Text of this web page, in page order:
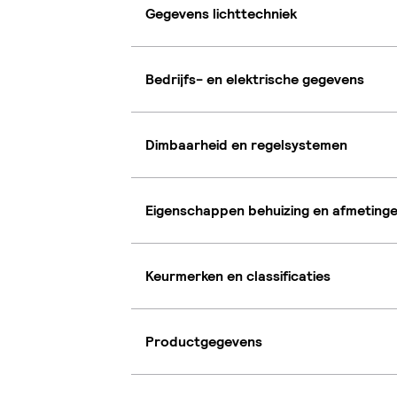
Gegevens lichttechniek
Bedrijfs- en elektrische gegevens
Dimbaarheid en regelsystemen
Eigenschappen behuizing en
Keurmerken en classificaties
Productgegevens